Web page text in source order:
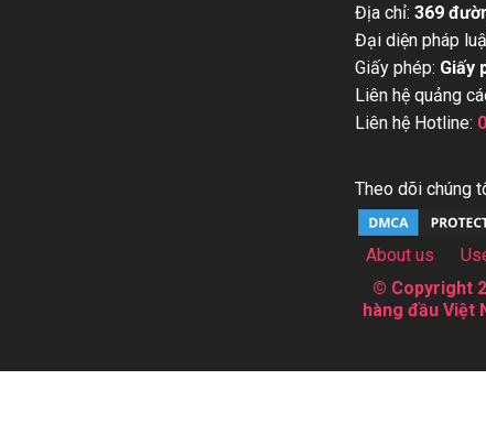
Địa chỉ: 369
Đại diện pháp
Giấy phép: Giấy
Liên hệ quảng
Liên hệ Hotline:
Theo dõi chúng
About us
© Copyright
hàng đầu Việt